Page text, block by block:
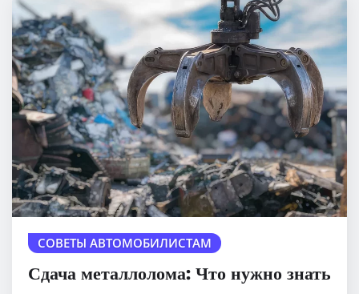
СОВЕТЫ АВТОМОБИЛИСТАМ
Сдача металлолома: Что нужно знать